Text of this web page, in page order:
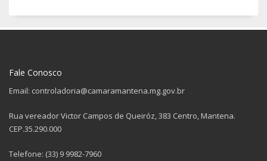
Fale Conosco
Email: controladoria@camaramantena.mg.gov.br
Rua vereador Victor Campos de Queiróz, 383 Centro, Mantena.
CEP.35.290.000
Telefone: (33) 9 9982-7960